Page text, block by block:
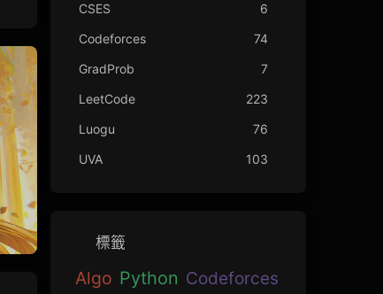
CSES
6
Codeforces
74
GradProb
7
LeetCode
223
Luogu
76
UVA
103
標籤
Algo Python Codeforces